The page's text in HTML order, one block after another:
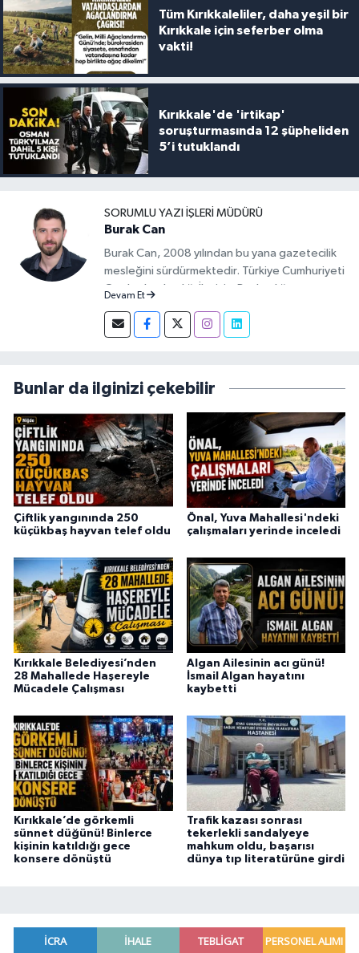
Tüm Kırıkkaleliler, daha yeşil bir
Kırıkkale için seferber olma
vakti!
Kırıkkale'de 'irtikap'
soruşturmasında 12 şüpheliden
5’i tutuklandı
SORUMLU YAZI İŞLERI MÜDÜRÜ
Burak Can
Burak Can, 2008 yılından bu yana gazetecilik
mesleğini sürdürmektedir. Türkiye Cumhuriyeti
Cumhurbaşkanlığı İletişim Başkanlığı
2026 yılları arasında Demirören Haber Ajansı
(DHA) Kırıkkale Muhabiri olarak görev yapan
olarak sürdürmektedir.
Devam Et
Bunlar da ilginizi çekebilir
Çiftlik yangınında 250
küçükbaş hayvan telef oldu
Önal, Yuva Mahallesi'ndeki
çalışmaları yerinde inceledi
Kırıkkale Belediyesi’nden
28 Mahallede Haşereyle
Mücadele Çalışması
Algan Ailesinin acı günü!
İsmail Algan hayatını
kaybetti
Kırıkkale’de görkemli
sünnet düğünü! Binlerce
kişinin katıldığı gece
konsere dönüştü
Trafik kazası sonrası
tekerlekli sandalyeye
mahkum oldu, başarısı
dünya tıp literatürüne girdi